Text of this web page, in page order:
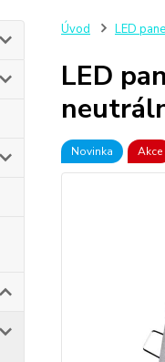
Úvod LED
LED
Novinka Akce